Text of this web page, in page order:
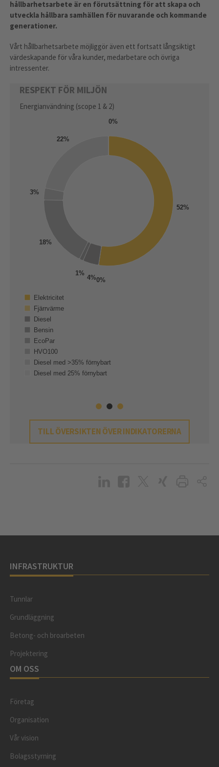
hållbarhetsarbete är en förutsättning för att skapa och
utveckla hållbara samhällen för nuvarande och kommande
generationer.
Vårt hållbarhetsarbete möjliggör även ett fortsatt långsiktigt
värdeskapande för våra kunder, medarbetare och övriga
intressenter.
RESPEKT FÖR MILJÖN
Energianvändning (scope 1 & 2)
52%
0%
4%
1%
18%
3%
22%
0%
Elektricitet
Fjärrvärme
Diesel
Bensin
EcoPar
HVO100
Diesel med >35% förnybart
Diesel med 25% förnybart
TILL ÖVERSIKTEN ÖVER INDIKATORERNA
INFRASTRUKTUR
Tunnlar
Grundläggning
Betong- och broarbeten
Projektering
OM OSS
Företag
Organisation
Vår vision
Bolagsstyrning